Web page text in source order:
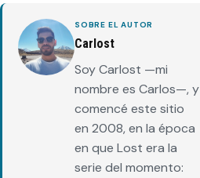
SOBRE EL AUTOR
Carlost
Soy Carlost —mi
nombre es Carlos—, y
comencé este sitio
en 2008, en la época
en que Lost era la
serie del momento: